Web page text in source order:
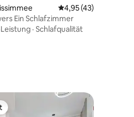
4,9 von 5, 83 Bewertungen
Durchschnittliche
4,95 (43)
Ein Schlafzimmer
· Schlafqualität